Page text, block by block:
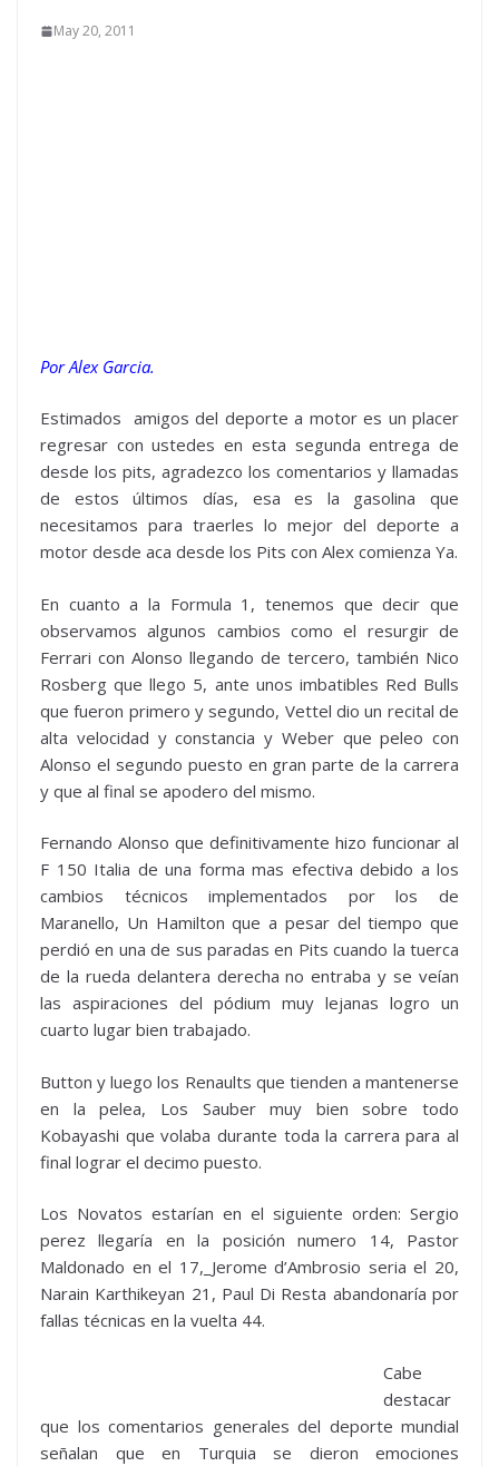
May 20, 2011
Por Alex Garcia.
Estimados amigos del deporte a motor es un placer
regresar con ustedes en esta segunda entrega de
desde los pits, agradezco los comentarios y llamadas
de estos últimos días, esa es la gasolina que
necesitamos para traerles lo mejor del deporte a
motor desde aca desde los Pits con Alex comienza Ya.
En cuanto a la Formula 1, tenemos que decir que
observamos algunos cambios como el resurgir de
Ferrari con Alonso llegando de tercero, también Nico
Rosberg que llego 5, ante unos imbatibles Red Bulls
que fueron primero y segundo, Vettel dio un recital de
alta velocidad y constancia y Weber que peleo con
Alonso el segundo puesto en gran parte de la carrera
y que al final se apodero del mismo.
Fernando Alonso que definitivamente hizo funcionar al
F 150 Italia de una forma mas efectiva debido a los
cambios técnicos implementados por los de
Maranello, Un Hamilton que a pesar del tiempo que
perdió en una de sus paradas en Pits cuando la tuerca
de la rueda delantera derecha no entraba y se veían
las aspiraciones del pódium muy lejanas logro un
cuarto lugar bien trabajado.
Button y luego los Renaults que tienden a mantenerse
en la pelea, Los Sauber muy bien sobre todo
Kobayashi que volaba durante toda la carrera para al
final lograr el decimo puesto.
Los Novatos estarían en el siguiente orden: Sergio
perez llegaría en la posición numero 14, Pastor
Maldonado en el 17, Jerome d’Ambrosio seria el 20,
Narain Karthikeyan 21, Paul Di Resta abandonaría por
fallas técnicas en la vuelta 44.
Cabe
destacar
que los comentarios generales del deporte mundial
señalan que en Turquia se dieron emociones